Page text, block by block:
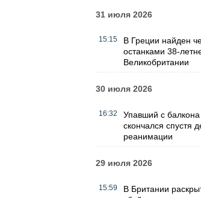
31 июля 2026
15:15
В Греции найден
останками 38-
Великобритании
30 июля 2026
16:32
Упавший с
скончался спустя
реанимации
29 июля 2026
15:59
В Британии